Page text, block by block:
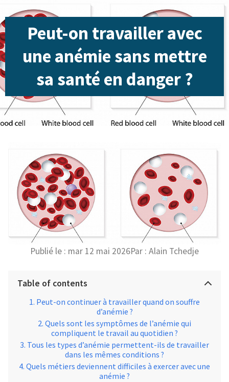
Peut-on travailler avec
une anémie sans mettre
sa santé en danger ?
Publié le : mar 12 mai 2026Par : Alain Tchedje
Table of contents
Peut-on continuer à travailler quand on souffre
d’anémie ?
Quels sont les symptômes de l’anémie qui
compliquent le travail au quotidien ?
Tous les types d’anémie permettent-ils de travailler
dans les mêmes conditions ?
Quels métiers deviennent difficiles à exercer avec une
anémie ?